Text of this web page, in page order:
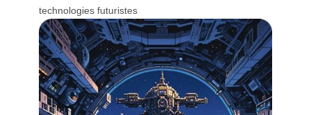
technologies futuristes